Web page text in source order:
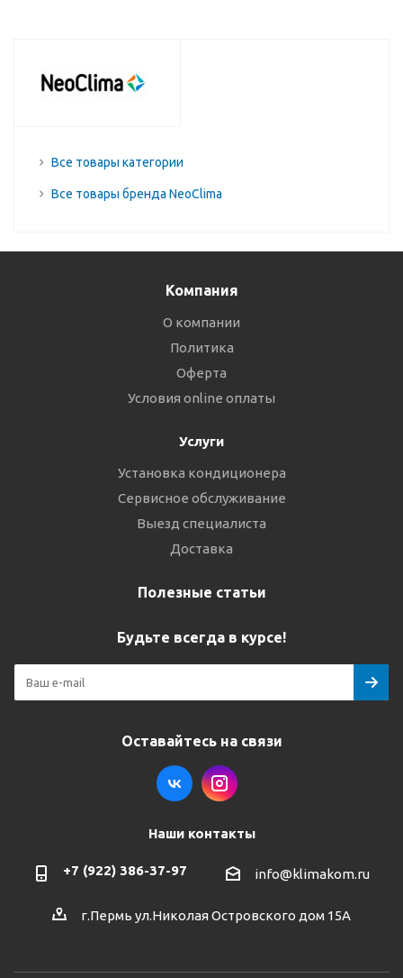
Все товары категории
Все товары бренда NeoClima
Компания
О компании
Политика
Оферта
Условия online оплаты
Услуги
Установка кондиционера
Сервисное обслуживание
Выезд специалиста
Доставка
Полезные статьи
Будьте всегда в курсе!
Оставайтесь на связи
Наши контакты
+7 (922) 386-37-97 info@klimakom.ru
г.Пермь ул.Николая Островского дом 15А